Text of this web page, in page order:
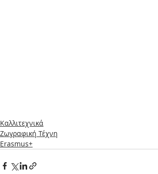
Καλλιτεχνικά
Ζωγραφική Τέχνη
Erasmus+